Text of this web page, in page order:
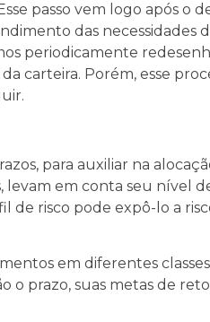
passo vem logo após o
das necessidades
periodicamente
carteira. Porém, esse
para auxiliar na
levam em conta seu nível
de risco pode expô-lo a
em diferentes
o prazo, suas metas de